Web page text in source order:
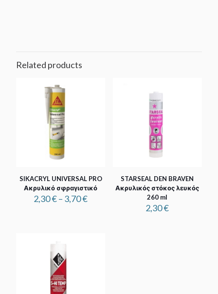
Related products
SIKACRYL UNIVERSAL PRO
Ακρυλικό σφραγιστικό
2,30€– 3,70€Price
STARSEAL DEN BRAVEN
Ακρυλικός στόκος λευκός
260 ml
2,30€